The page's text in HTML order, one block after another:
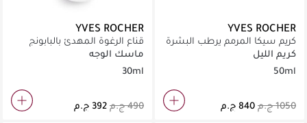
YVES ROCHER
كريم سيكا المرمم يرطب البشرة
كريم الليل
50ml
YVES ROCHER
قناع الرغوة المهدئ بالبابونج
العضوي
ماسك الوجه
30ml